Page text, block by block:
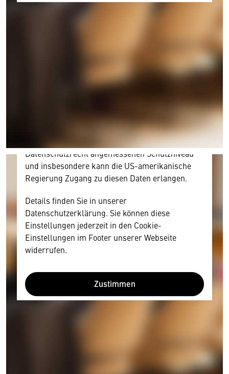
Wir benötigen Ihre Zustimmung
Hier würden wir Ihnen gerne einen externen
Inhalt anzeigen. Dafür benötigen wir allerdings
Ihre Zustimmung, da Ihr Browser
personenbezogene technische Daten zu Geräten
und Nutzerverhalten mitunter mit US-
amerikanischen Anbietern austauscht.
Diese Daten unterliegen keinem dem EU-
Datenschutzrecht angemessenen Schutzniveau
und insbesondere kann die US-amerikanische
Regierung Zugang zu diesen Daten erlangen.
Details finden Sie in unserer
Datenschutzerklärung. Sie können diese
Einstellungen jederzeit in den Cookie-
Einstellungen im Footer unserer Webseite
widerrufen.
Zustimmen
Wir benötigen Ihre Zustimmung
Hier würden wir Ihnen gerne einen externen